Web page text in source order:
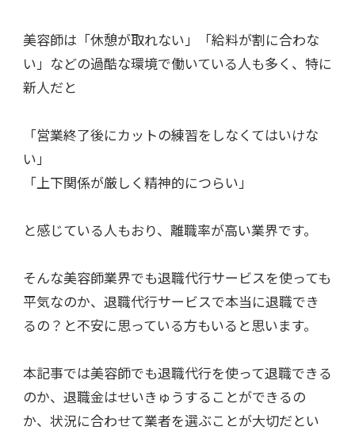
美容師は「休憩が取れない」「給料が割に合わな
い」などの過酷な環境で働いている人も多く、特に
新人だと
「営業終了後にカットの練習をしなくてはいけな
い」
「上下関係が厳しく精神的につらい」
と感じている人もおり、離職率が高い業界です。
そんな美容師業界でも退職代行サービスを使っても
平気なのか、退職代行サービスで本当に退職でき
るの？と不安に思っている方もいると思います。
本記事では美容師でも退職代行を使って退職できる
のか、退職金はせいきゅうすることができるの
か、状況に合わせて業者を選ぶことが大切だとい